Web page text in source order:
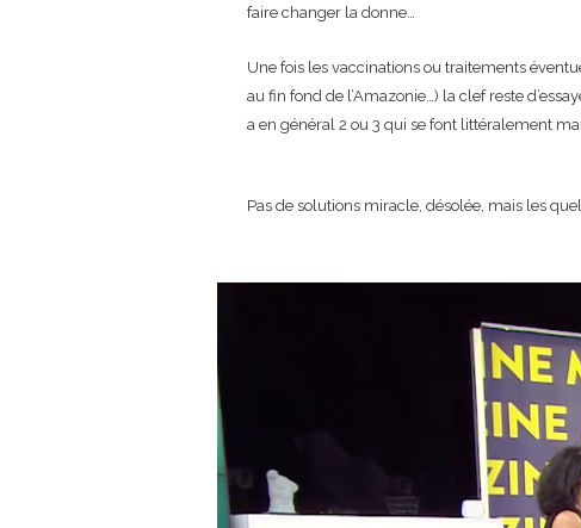
faire changer la donne…
Une fois les vaccinations ou traitements
au fin fond de l’Amazonie…) la clef reste
a en général 2 ou 3 qui se font littéralement
Pas de solutions miracle, désolée, mais les